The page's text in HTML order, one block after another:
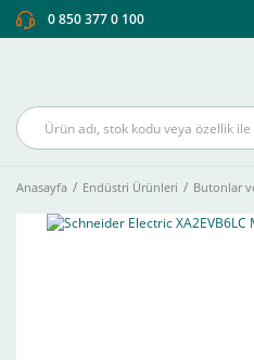
0 850 377 0 100
Anasayfa Endüstri Ürünleri Butonlar